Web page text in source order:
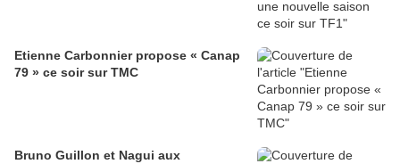
Etienne Carbonnier propose « Canap
79 » ce soir sur TMC
Bruno Guillon et Nagui aux